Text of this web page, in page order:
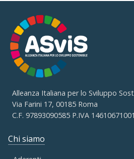
Alleanza Italiana per lo Sviluppo
Via Farini 17, 00185 Roma
C.F. 97893090585 P.IVA 14610671001
Chi siamo